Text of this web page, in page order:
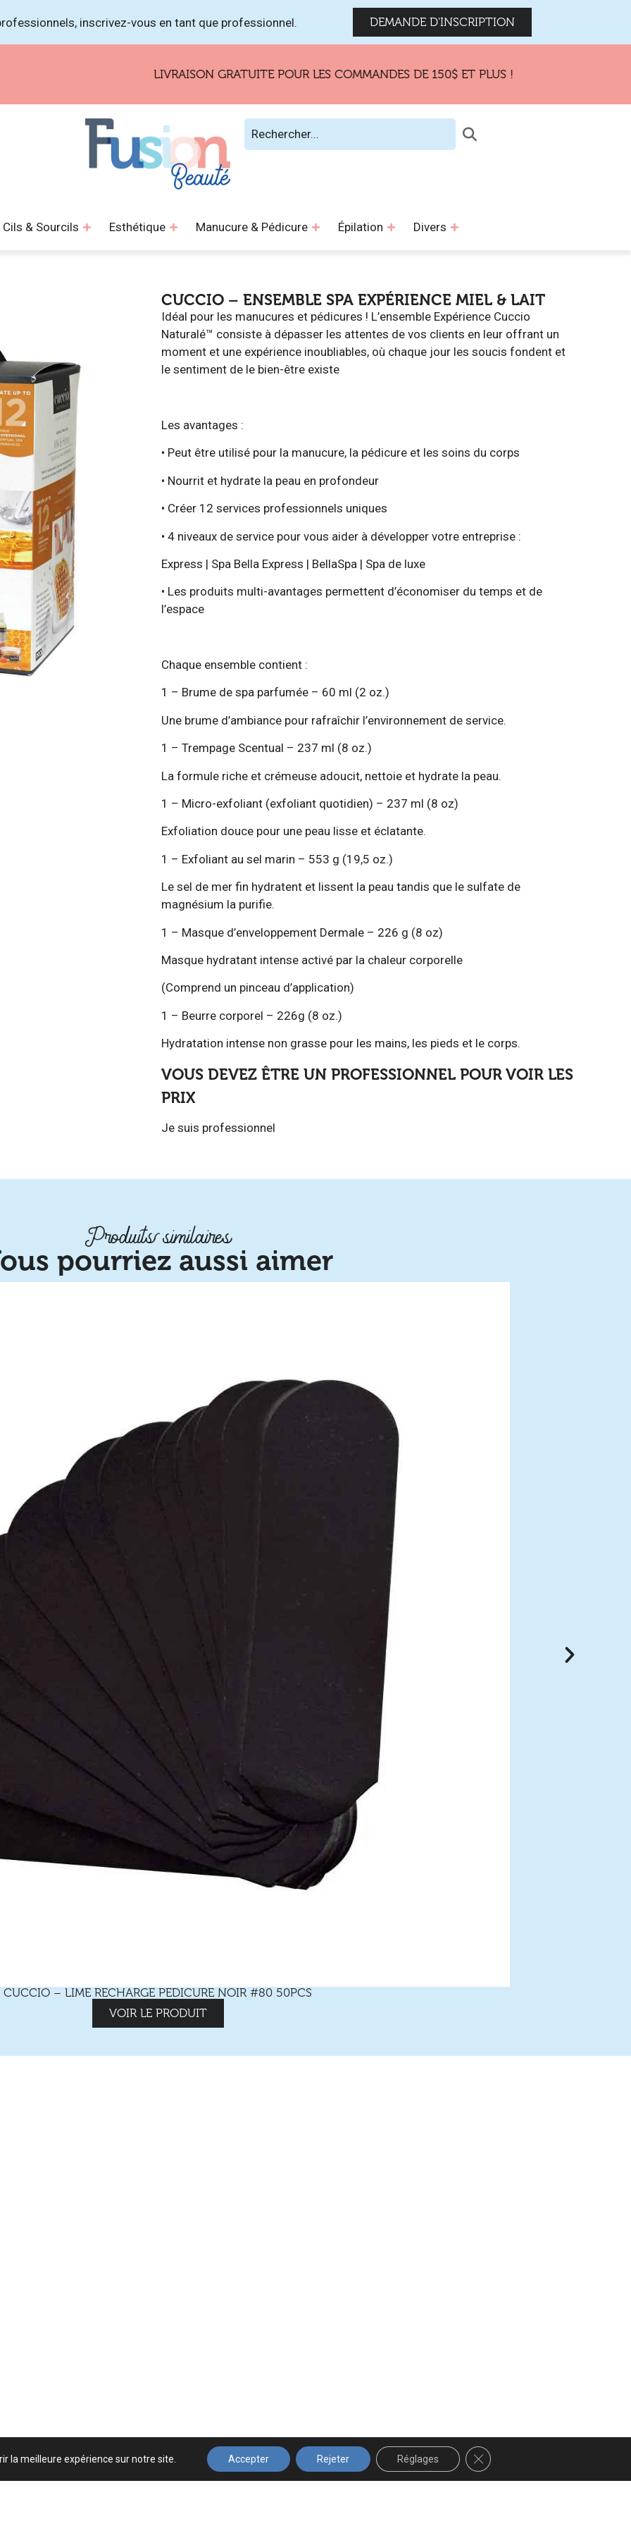
inscrivez-vous en tant que professionnel. DEMANDE D'INSCRIPTION
LIVRAISON GRATUITE POUR LES COMMANDES DE 150$ ET PLUS !
Cils & Sourcils Esthétique Manucure & Pédicure Épilation Divers
CUCCIO – ENSEMBLE SPA EXPÉRIENCE MIEL & LAIT
Idéal pour les manucures et pédicures ! L’ensemble Expérience Cuccio
Naturalé™ consiste à dépasser les attentes de vos clients en leur offrant un
moment et une expérience inoubliables, où chaque jour les soucis fondent et
le sentiment de le bien-être existe
Les avantages :
• Peut être utilisé pour la manucure, la pédicure et les soins du corps
• Nourrit et hydrate la peau en profondeur
• Créer 12 services professionnels uniques
• 4 niveaux de service pour vous aider à développer votre entreprise :
Express | Spa Bella Express | BellaSpa | Spa de luxe
• Les produits multi-avantages permettent d’économiser du temps et de
l’espace
Chaque ensemble contient :
1 – Brume de spa parfumée – 60 ml (2 oz.)
Une brume d’ambiance pour rafraîchir l’environnement de service.
1 – Trempage Scentual – 237 ml (8 oz.)
La formule riche et crémeuse adoucit, nettoie et hydrate la peau.
1 – Micro-exfoliant (exfoliant quotidien) – 237 ml (8 oz)
Exfoliation douce pour une peau lisse et éclatante.
1 – Exfoliant au sel marin – 553 g (19,5 oz.)
Le sel de mer fin hydratent et lissent la peau tandis que le sulfate de
magnésium la purifie.
1 – Masque d’enveloppement Dermale – 226 g (8 oz)
Masque hydratant intense activé par la chaleur corporelle
(Comprend un pinceau d’application)
1 – Beurre corporel – 226g (8 oz.)
Hydratation intense non grasse pour les mains, les pieds et le corps.
VOUS DEVEZ ÊTRE UN PROFESSIONNEL POUR VOIR LES
PRIX
Je suis professionnel
Produits similaires
pourriez aussi aimer
CUCCIO – LIME RECHARGE PEDICURE NOIR #80 50PCS
VOIR LE PRODUIT
la meilleure expérience sur notre site. Accepter Rejeter Réglages FERMER LA BANNIÈRE DES